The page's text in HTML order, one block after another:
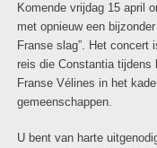
Komende vrijdag 15 april
met opnieuw een
Franse slag”. Het concert
reis die Constantia tijdens
Franse Vélines in het
gemeenschappen.
U bent van harte